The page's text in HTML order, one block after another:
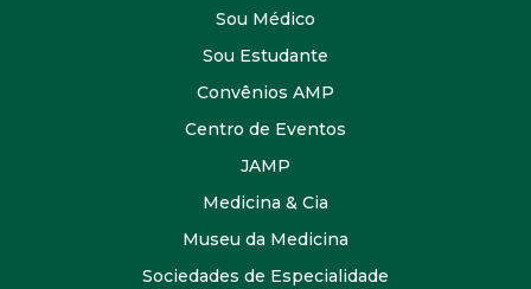
Sou Médico
Sou Estudante
Convênios AMP
Centro de Eventos
JAMP
Medicina & Cia
Museu da Medicina
Sociedades de Especialidade